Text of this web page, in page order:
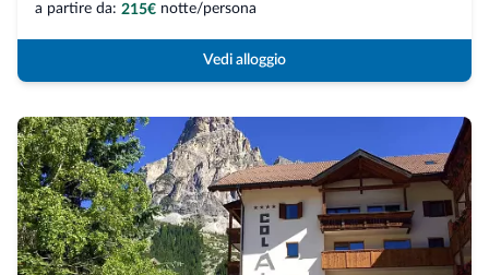
a partire da: 215€ notte/persona
Vedi alloggio